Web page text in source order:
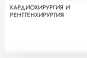
КАРДИОХИРУРГИЯ И
РЕНТГЕНХИРУРГИЯ